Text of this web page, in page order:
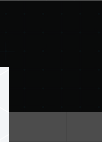
und CPU ab.
niedriger).
Falls die
den BIOS-